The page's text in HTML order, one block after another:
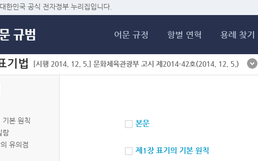
한민국 공식 전자정부 누리집입니다.
어문 규정 항별 연혁 용례 찾기
기법 [시행 2014. 12. 5.] 문화체육관광부 고시 제2014-42호(2014. 12. 5.)
기본 원칙
람
유의점
본문
제1장 표기의 기본 원칙